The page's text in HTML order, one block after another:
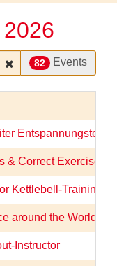
82 Events
& Correct Exercises
Kettlebell-Training
around the World
Instructor